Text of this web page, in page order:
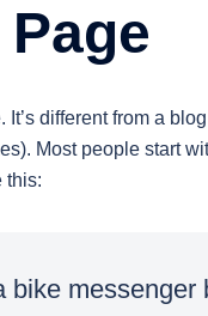
It’s different from a
Most people start
this:
bike